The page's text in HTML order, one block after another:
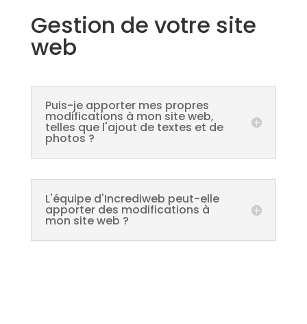
Gestion de votre site
web
Puis-je apporter mes propres
modifications à mon site web,
telles que l'ajout de textes et de
photos ?
L'équipe d'Incrediweb peut-elle
apporter des modifications à
mon site web ?